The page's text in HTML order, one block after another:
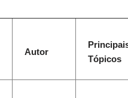
Autor
Tópicos